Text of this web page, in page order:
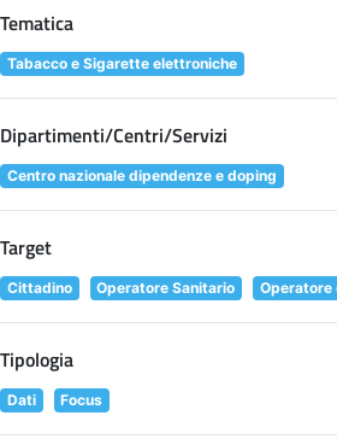
Tematica
Tabacco e Sigarette elettroniche
Dipartimenti/Centri/Servizi
Centro nazionale dipendenze e doping
Target
Cittadino Operatore Sanitario Operatore
Tipologia
Dati Focus